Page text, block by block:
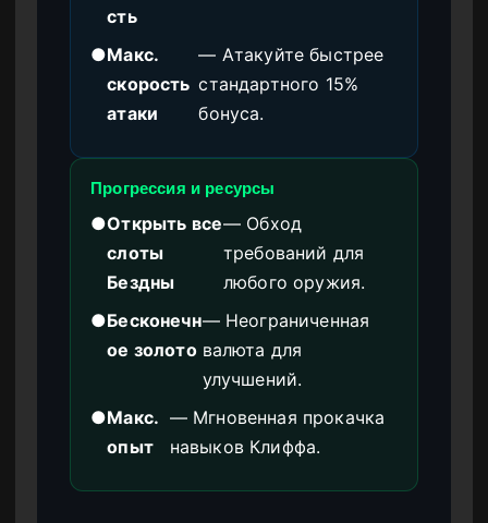
сть
●Макс.
скорость
атаки
— Атакуйте быстрее
стандартного 15%
бонуса.
Прогрессия и ресурсы
●Открыть все
слоты
Бездны
— Обход
требований для
любого оружия.
●Бесконечн
ое золото
— Неограниченная
валюта для
улучшений.
●Макс.
опыт
— Мгновенная прокачка
навыков Клиффа.